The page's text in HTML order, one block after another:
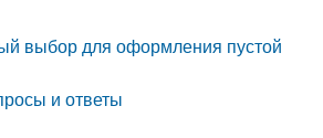
выбор для оформления пустой
и ответы